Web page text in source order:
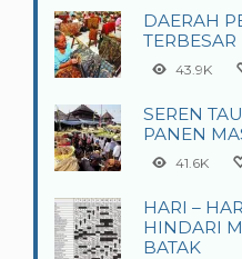
DAERAH
43.9K
SEREN
PANEN
41.6K
HARI –
HINDARI
BATAK